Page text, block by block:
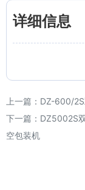
详细信息
上一篇： DZ-600/2S
下一篇： DZ5002S
空包装机